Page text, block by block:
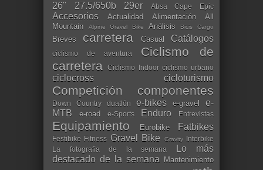
26" 27.5/650b 29er Absa Cape Epic
Accesorios Actualidad Alimentación
All
Mountain
Alpine Gravel Bike Análisis Bicis Cargo
Breves carretera Casual Catálogos
ciclismo de aventura
Ciclismo de
carretera
Ciclismo Indoor ciclismo urbano
ciclocross cicloturismo
Competición componentes
Down Country duatlón e-bikes e-gravel
e-
MTB
e-road e-Sports Enduro Entrevistas
Equipamiento Eurobike Fatbikes
Festibike Fitness Gravel Bike Gravity Interbike
La fotografía de la semana
Lo más
destacado de la semana
Mantenimiento